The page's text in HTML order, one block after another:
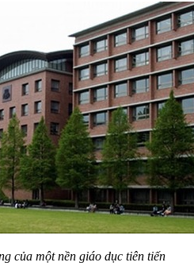
của một nền giáo dục tiên tiến